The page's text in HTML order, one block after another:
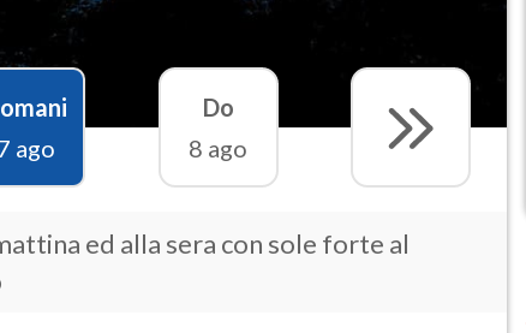
ago
Do
8 ago
ed alla sera con sole forte al